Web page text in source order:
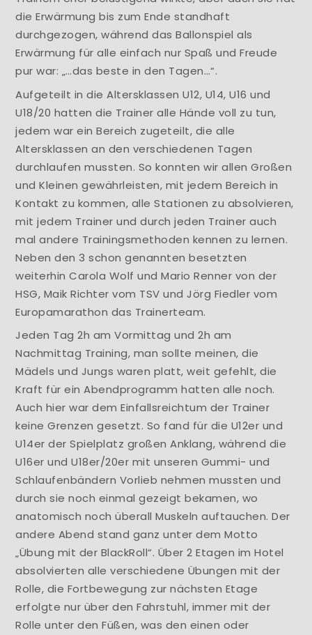
die Erwärmung bis zum Ende standhaft
durchgezogen, während das Ballonspiel als
Erwärmung für alle einfach nur Spaß und Freude
pur war: „…das beste in den Tagen…“.
Aufgeteilt in die Altersklassen U12, U14, U16 und
U18/20 hatten die Trainer alle Hände voll zu tun,
jedem war ein Bereich zugeteilt, die alle
Altersklassen an den verschiedenen Tagen
durchlaufen mussten. So konnten wir allen Großen
und Kleinen gewährleisten, mit jedem Bereich in
Kontakt zu kommen, alle Stationen zu absolvieren,
mit jedem Trainer und durch jeden Trainer auch
mal andere Trainingsmethoden kennen zu lernen.
Neben den 3 schon genannten besetzten
weiterhin Carola Wolf und Mario Renner von der
HSG, Maik Richter vom TSV und Jörg Fiedler vom
Europamarathon das Trainerteam.
Jeden Tag 2h am Vormittag und 2h am
Nachmittag Training, man sollte meinen, die
Mädels und Jungs waren platt, weit gefehlt, die
Kraft für ein Abendprogramm hatten alle noch.
Auch hier war dem Einfallsreichtum der Trainer
keine Grenzen gesetzt. So fand für die U12er und
U14er der Spielplatz großen Anklang, während die
U16er und U18er/20er mit unseren Gummi- und
Schlaufenbändern Vorlieb nehmen mussten und
durch sie noch einmal gezeigt bekamen, wo
anatomisch noch überall Muskeln auftauchen. Der
andere Abend stand ganz unter dem Motto
„Übung mit der BlackRoll“. Über 2 Etagen im Hotel
absolvierten alle verschiedene Übungen mit der
Rolle, die Fortbewegung zur nächsten Etage
erfolgte nur über den Fahrstuhl, immer mit der
Rolle unter den Füßen, was den einen oder